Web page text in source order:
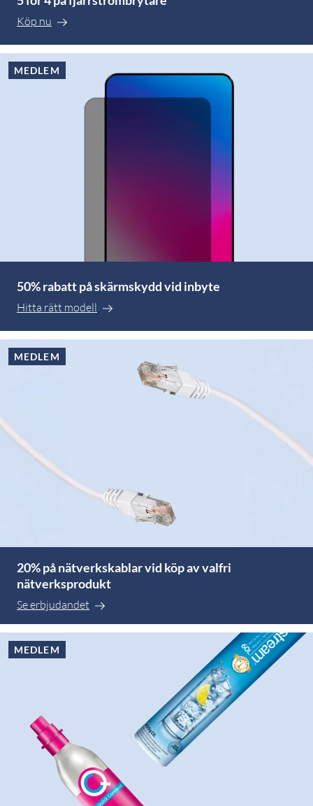
Köp nu
MEDLEM
50% rabatt på skärmskydd vid inbyte
Hitta rätt modell
MEDLEM
20% på nätverkskablar vid köp av valfri
nätverksprodukt
Se erbjudandet
MEDLEM